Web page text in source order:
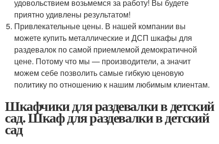
удовольствием возьмемся за работу! Вы будете
приятно удивлены результатом!
Привлекательные цены. В нашей компании вы
можете купить металлические и ДСП шкафы для
раздевалок по самой приемлемой демократичной
цене. Потому что мы — производители, а значит
можем себе позволить самые гибкую ценовую
политику по отношению к нашим любимым клиентам.
Шкафчики для раздевалки в детский
сад. Шкаф для раздевалки в детский
сад